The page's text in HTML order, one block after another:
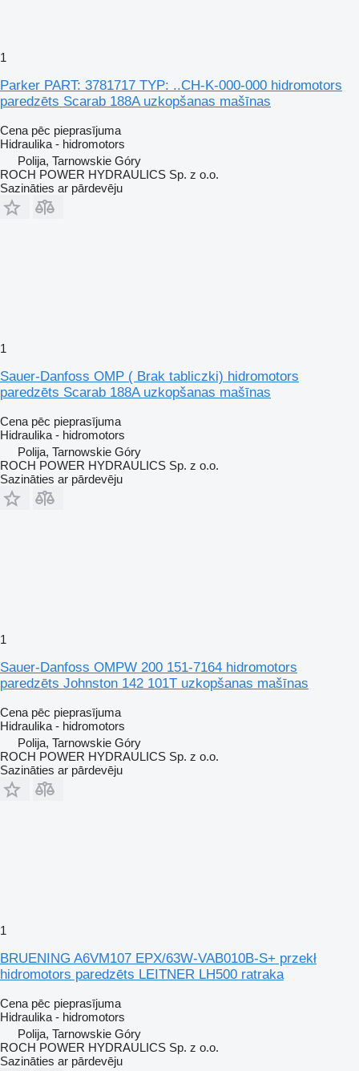
1
Parker PART: 3781717 TYP: ..CH-K-000-000 hidromotors
paredzēts Scarab 188A uzkopšanas mašīnas
Cena pēc pieprasījuma
Hidraulika - hidromotors
Polija, Tarnowskie Góry
ROCH POWER HYDRAULICS Sp. z o.o.
Sazināties ar pārdevēju
1
Sauer-Danfoss OMP ( Brak tabliczki) hidromotors
paredzēts Scarab 188A uzkopšanas mašīnas
Cena pēc pieprasījuma
Hidraulika - hidromotors
Polija, Tarnowskie Góry
ROCH POWER HYDRAULICS Sp. z o.o.
Sazināties ar pārdevēju
1
Sauer-Danfoss OMPW 200 151-7164 hidromotors
paredzēts Johnston 142 101T uzkopšanas mašīnas
Cena pēc pieprasījuma
Hidraulika - hidromotors
Polija, Tarnowskie Góry
ROCH POWER HYDRAULICS Sp. z o.o.
Sazināties ar pārdevēju
1
BRUENING A6VM107 EPX/63W-VAB010B-S+ przekł
hidromotors paredzēts LEITNER LH500 ratraka
Cena pēc pieprasījuma
Hidraulika - hidromotors
Polija, Tarnowskie Góry
ROCH POWER HYDRAULICS Sp. z o.o.
Sazināties ar pārdevēju